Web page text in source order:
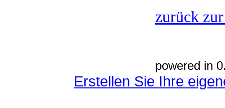
zurück
powered in
Erstellen Sie Ihre